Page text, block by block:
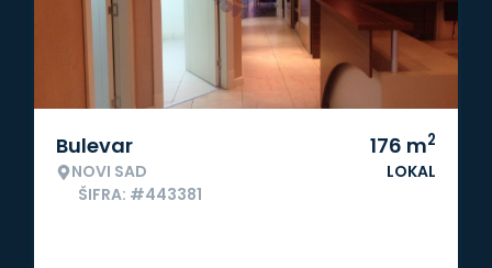
Bulevar
NOVI SAD
ŠIFRA: #443381
176 m2
LOKAL